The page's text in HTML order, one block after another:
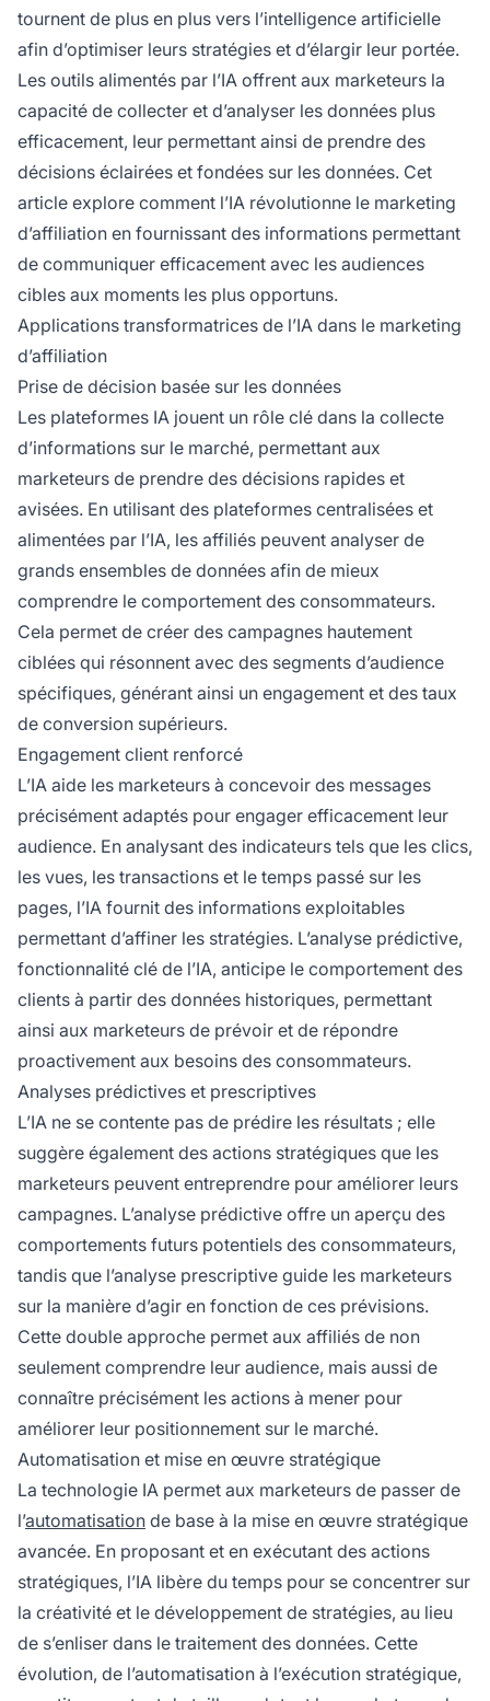
tournent de plus en plus vers l’intelligence artificielle
afin d’optimiser leurs stratégies et d’élargir leur portée.
Les outils alimentés par l’IA offrent aux marketeurs la
capacité de collecter et d’analyser les données plus
efficacement, leur permettant ainsi de prendre des
décisions éclairées et fondées sur les données. Cet
article explore comment l’IA révolutionne le marketing
d’affiliation en fournissant des informations permettant
de communiquer efficacement avec les audiences
cibles aux moments les plus opportuns.
Applications transformatrices de l’IA dans le marketing
d’affiliation
Prise de décision basée sur les données
Les plateformes IA jouent un rôle clé dans la collecte
d’informations sur le marché, permettant aux
marketeurs de prendre des décisions rapides et
avisées. En utilisant des plateformes centralisées et
alimentées par l’IA, les affiliés peuvent analyser de
grands ensembles de données afin de mieux
comprendre le comportement des consommateurs.
Cela permet de créer des campagnes hautement
ciblées qui résonnent avec des segments d’audience
spécifiques, générant ainsi un engagement et des taux
de conversion supérieurs.
Engagement client renforcé
L’IA aide les marketeurs à concevoir des messages
précisément adaptés pour engager efficacement leur
audience. En analysant des indicateurs tels que les clics,
les vues, les transactions et le temps passé sur les
pages, l’IA fournit des informations exploitables
permettant d’affiner les stratégies. L’analyse prédictive,
fonctionnalité clé de l’IA, anticipe le comportement des
clients à partir des données historiques, permettant
ainsi aux marketeurs de prévoir et de répondre
proactivement aux besoins des consommateurs.
Analyses prédictives et prescriptives
L’IA ne se contente pas de prédire les résultats ; elle
suggère également des actions stratégiques que les
marketeurs peuvent entreprendre pour améliorer leurs
campagnes. L’analyse prédictive offre un aperçu des
comportements futurs potentiels des consommateurs,
tandis que l’analyse prescriptive guide les marketeurs
sur la manière d’agir en fonction de ces prévisions.
Cette double approche permet aux affiliés de non
seulement comprendre leur audience, mais aussi de
connaître précisément les actions à mener pour
améliorer leur positionnement sur le marché.
Automatisation et mise en œuvre stratégique
La technologie IA permet aux marketeurs de passer de
l’automatisation de base à la mise en œuvre stratégique
avancée. En proposant et en exécutant des actions
stratégiques, l’IA libère du temps pour se concentrer sur
la créativité et le développement de stratégies, au lieu
de s’enliser dans le traitement des données. Cette
évolution, de l’automatisation à l’exécution stratégique,